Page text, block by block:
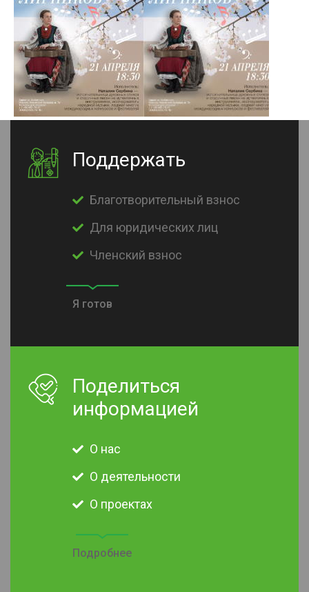
Поддержать
Благотворительный взнос
Для юридических лиц
Членский взнос
Я готов
Поделиться
информацией
О нас
О деятельности
О проектах
Подробнее